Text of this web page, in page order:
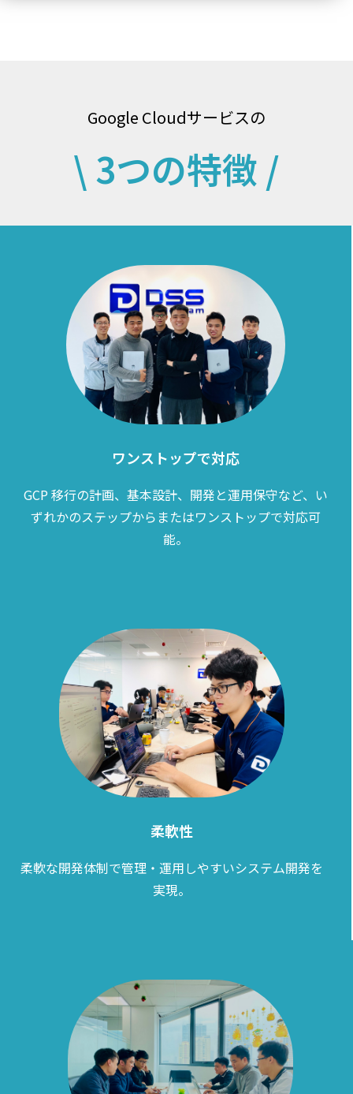
Google Cloudサービスの
\ 3つの特徴 /
ワンストップで対応
GCP 移行の計画、基本設計、開発と運用保守など、い
ずれかのステップからまたはワンストップで対応可
能。
柔軟性
柔軟な開発体制で管理・運用しやすいシステム開発を
実現。